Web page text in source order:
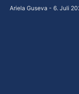
Ariela Guseva 6. Juli